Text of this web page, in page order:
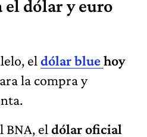
el dólar y euro
el dólar bluehoy
la compra y
BNA, el dólar oficial